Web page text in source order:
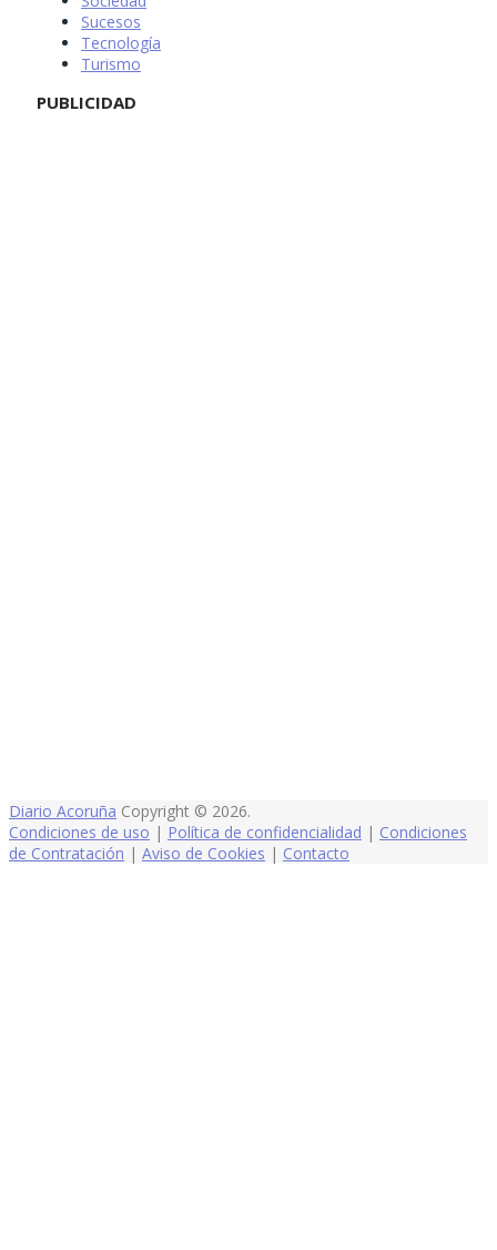
Sucesos
Tecnología
Turismo
PUBLICIDAD
Diario Acoruña Copyright © 2026.
Condiciones de uso | Política de confidencialidad | Condiciones
de Contratación | Aviso de Cookies | Contacto